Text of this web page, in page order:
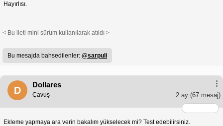
Hayırlısı.
< Bu ileti mini sürüm kullanılarak atıldı >
Bu mesajda bahsedilenler: @sarpuli
D
Dollares
2 ay (67 mesaj)
Çavuş
Ekleme yapmaya ara verin bakalım yükselecek mi? Test edebilirsiniz.